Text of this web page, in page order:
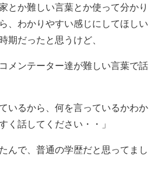
とか難しい言葉とか使って分かり
、わかりやすい感じにしてほしい
期だったと思うけど、
メンテーター達が難しい言葉で話
いるから、何を言っているかわか
く話してください・・」
んで、普通の学歴だと思ってまし